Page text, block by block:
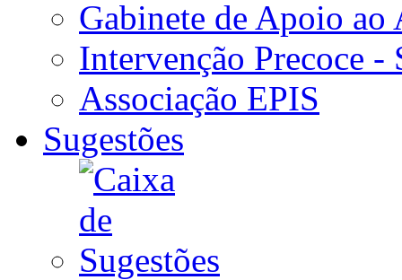
Gabinete de Apoio ao
Intervenção Precoce -
Associação EPIS
Sugestões